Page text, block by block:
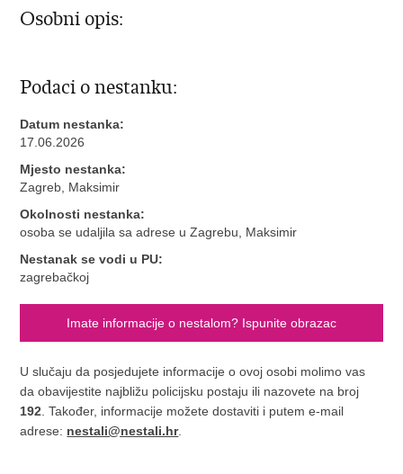
Osobni opis:
Podaci o nestanku:
Datum nestanka:
17.06.2026
Mjesto nestanka:
Zagreb, Maksimir
Okolnosti nestanka:
osoba se udaljila sa adrese u Zagrebu, Maksimir
Nestanak se vodi u PU:
zagrebačkoj
Imate informacije o nestalom? Ispunite obrazac
U slučaju da posjedujete informacije o ovoj osobi molimo vas
da obavijestite najbližu policijsku postaju ili nazovete na broj
192. Također, informacije možete dostaviti i putem e-mail
adrese: nestali@nestali.hr.